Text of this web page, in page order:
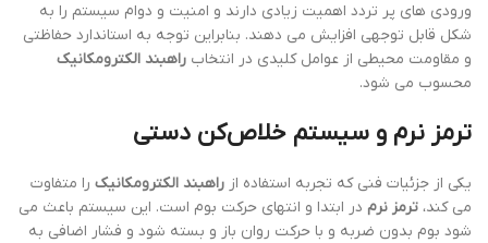
ورودی های پر تردد اهمیت زیادی دارند و امنیت و دوام سیستم را به
شکل قابل توجهی افزایش می دهند. بنابراین توجه به استاندارد حفاظتی
و مقاومت محیطی از عوامل کلیدی در انتخاب راهبند الکترومکانیک
محسوب می شود.
ترمز نرم و سیستم خلاص‌کن دستی
یکی از جزئیات فنی که تجربه استفاده از راهبند الکترومکانیک را متفاوت
می کند، ترمز نرم در ابتدا و انتهای حرکت بوم است. این سیستم باعث می
شود بوم بدون ضربه و با حرکت روان باز و بسته شود و فشار اضافی به